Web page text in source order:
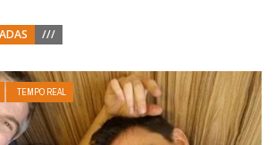
///
TEMPO REAL